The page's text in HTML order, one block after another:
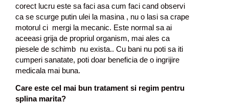
corect lucru este sa faci asa cum faci cand observi
ca se scurge putin ulei la masina , nu o lasi sa crape
motorul ci mergi la mecanic. Este normal sa ai
aceeasi grija de propriul organism, mai ales ca
piesele de schimb nu exista.. Cu bani nu poti sa iti
cumperi sanatate, poti doar beneficia de o ingrijire
medicala mai buna.
Care este cel mai bun tratament si regim pentru
splina marita?